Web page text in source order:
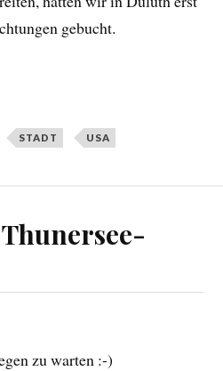
gebucht.
STADT USA
zu warten :-)